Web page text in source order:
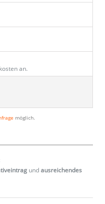
an.
möglich.
undausreichendes